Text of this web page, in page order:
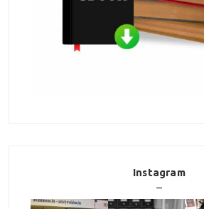
Instagram